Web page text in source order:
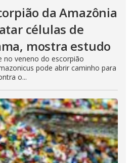
da Amazônia
células de
mostra estudo
no veneno do escorpião
pode abrir caminho para
o...